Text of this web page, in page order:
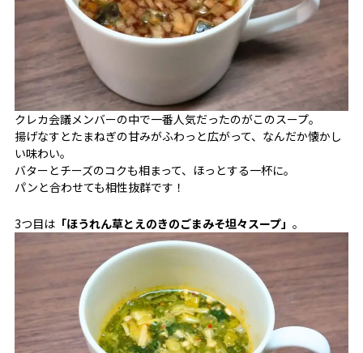
クレカ会議メンバーの中で一番人気だったのがこのスープ。
揚げなすとたまねぎの甘みがふわっと広がって、なんだか懐かし
い味わい。
バターとチーズのコクも相まって、ほっとする一杯に。
パンと合わせても相性抜群です！
3つ目は「ほうれん草とえのきのごまみそ坦々スープ」 。